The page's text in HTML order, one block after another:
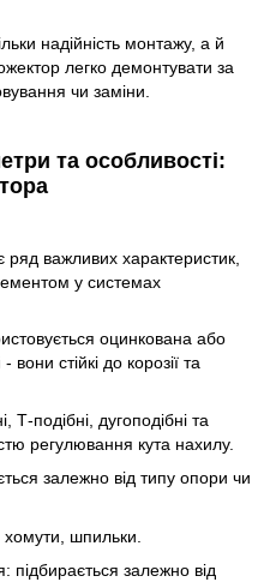
надійність монтажу, а й
легко демонтувати за
чи заміни.
та особливості:
важливих характеристик,
у системах
оцинкована або
стійкі до корозії та
Т-подібні, дугоподібні та
регулювання кута нахилу.
залежно від типу опори чи
шпильки.
залежно від